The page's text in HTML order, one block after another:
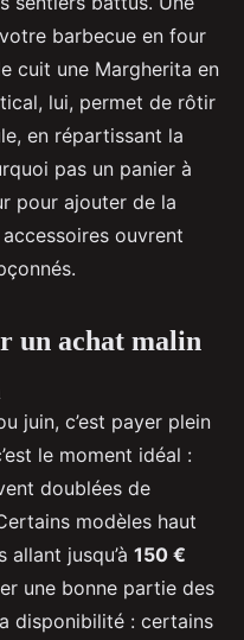
barbecue en four
cuit une Margherita en
lui, permet de rôtir
en répartissant la
pas un panier à
pour ajouter de la
ouvrent
un achat malin
juin, c’est payer plein
le moment idéal :
doublées de
modèles haut
allant jusqu’à 150 €
une bonne partie des
disponibilité : certains